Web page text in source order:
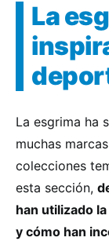
La
La esgrima ha
muchas
colecciones
esta sección,
han utilizado
y cómo han